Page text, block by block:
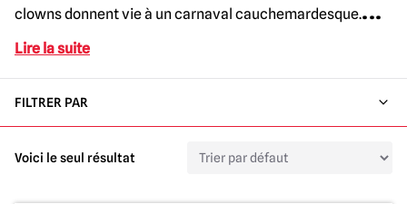
clowns donnent vie à un carnaval cauchemardesque....
Lire la suite
FILTRER PAR
Voici le seul résultat